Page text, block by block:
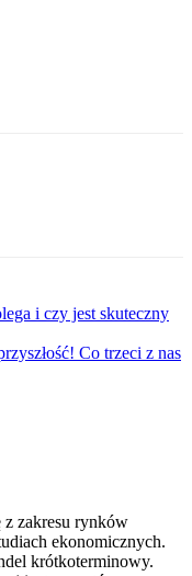
i czy jest skuteczny
Co trzeci z nas
z zakresu rynków
ekonomicznych.
krótkoterminowy.